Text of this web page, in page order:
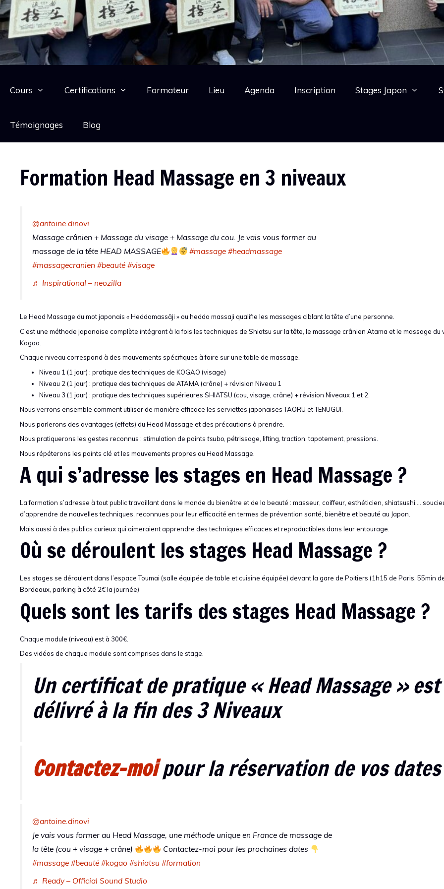
Cours Certifications Formateur Lieu Agenda Inscription Stages Japon
Témoignages Blog
Formation Head Massage en 3 niveaux
@antoine.dinovi
Massage crânien + Massage du visage + Massage du cou. Je vais vous former au
massage de la tête HEAD MASSAGE
#massage #headmassage
#massagecranien #beauté #visage
♬ Inspirational – neozilla
Le Head Massage du mot japonais « Heddomassāji » ou heddo massaji qualifie les massages ciblant la tête d’une personne.
C’est une méthode japonaise complète intégrant à la fois les techniques de Shiatsu sur la tête, le massage crânien Atama et le massage du
Kogao.
Chaque niveau correspond à des mouvements spécifiques à faire sur une table de massage.
Niveau 1 (1 jour) : pratique des techniques de KOGAO (visage)
Niveau 2 (1 jour) : pratique des techniques de ATAMA (crâne) + révision Niveau 1
Niveau 3 (1 jour) : pratique des techniques supérieures SHIATSU (cou, visage, crâne) + révision Niveaux 1 et 2.
Nous verrons ensemble comment utiliser de manière efficace les serviettes japonaises TAORU et TENUGUI.
Nous parlerons des avantages (effets) du Head Massage et des précautions à prendre.
Nous pratiquerons les gestes reconnus : stimulation de points tsubo , pétrissage, lifting, traction, tapotement, pressions.
Nous répéterons les points clé et les mouvements propres au Head Massage.
A qui s’adresse les stages en Head Massage ?
La formation s’adresse à tout public travaillant dans le monde du bienêtre et de la beauté : masseur, coiffeur, esthéticien, shiatsushi,…
d’apprendre de nouvelles techniques, reconnues pour leur efficacité en termes de prévention santé, bienêtre et beauté au Japon.
Mais aussi à des publics curieux qui aimeraient apprendre des techniques efficaces et reproductibles dans leur entourage.
Où se déroulent les stages Head Massage ?
Les stages se déroulent dans l’espace Toumai (salle équipée de table et cuisine équipée) devant la gare de Poitiers (1h15 de Paris, 55min
Bordeaux, parking à côté 2€ la journée)
Quels sont les tarifs des stages Head Massage ?
Chaque module (niveau) est à 300€.
Des vidéos de chaque module sont comprises dans le stage.
Un certificat de pratique « Head Massage » est
délivré à la fin des 3 Niveaux
Contactez-moipour la réservation de vos dates
@antoine.dinovi
Je vais vous former au Head Massage, une méthode unique en France de massage de
la tête (cou + visage + crâne)
Contactez-moi pour les prochaines dates
#massage #beauté #kogao #shiatsu #formation
♬ Ready – Official Sound Studio